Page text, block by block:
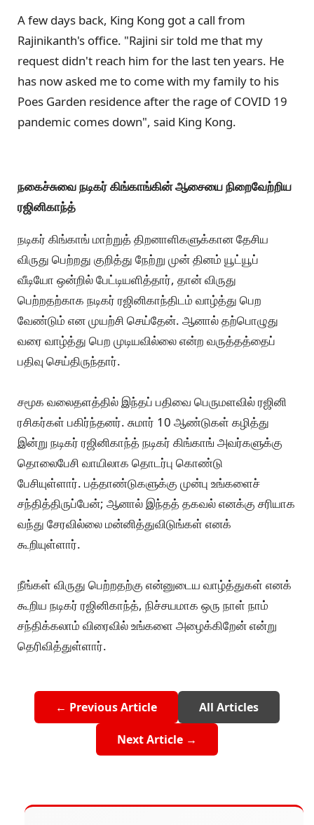
A few days back, King Kong got a call from
Rajinikanth's office. "Rajini sir told me that my
request didn't reach him for the last ten years. He
has now asked me to come with my family to his
Poes Garden residence after the rage of COVID 19
pandemic comes down", said King Kong.
நகைச்சுவை நடிகர் கிங்காங்கின் ஆசையை நிறைவேற்றிய
ரஜினிகாந்த்
நடிகர் கிங்காங் மாற்றுத் திறனாளிகளுக்கான தேசிய
விருது பெற்றது குறித்து நேற்று முன் தினம் யூட்யூப்
வீடியோ ஒன்றில் பேட்டியளித்தார், தான் விருது
பெற்றதற்காக நடிகர் ரஜினிகாந்திடம் வாழ்த்து பெற
வேண்டும் என முயற்சி செய்தேன். ஆனால் தற்பொழுது
வரை வாழ்த்து பெற முடியவில்லை என்ற வருத்தத்தைப்
பதிவு செய்திருந்தார்.
சமூக வலைதளத்தில் இந்தப் பதிவை பெருமளவில் ரஜினி
ரசிகர்கள் பகிர்ந்தனர். சுமார் 10 ஆண்டுகள் கழித்து
இன்று நடிகர் ரஜினிகாந்த் நடிகர் கிங்காங் அவர்களுக்கு
தொலைபேசி வாயிலாக தொடர்பு கொண்டு
பேசியுள்ளார். பத்தாண்டுகளுக்கு முன்பு உங்களைச்
சந்தித்திருப்பேன்; ஆனால் இந்தத் தகவல் எனக்கு சரியாக
வந்து சேரவில்லை மன்னித்துவிடுங்கள் எனக்
கூறியுள்ளார்.
நீங்கள் விருது பெற்றதற்கு என்னுடைய வாழ்த்துகள் எனக்
கூறிய நடிகர் ரஜினிகாந்த், நிச்சயமாக ஒரு நாள் நாம்
சந்திக்கலாம் விரைவில் உங்களை அழைக்கிறேன் என்று
தெரிவித்துள்ளார்.
← Previous Article All Articles
Next Article →